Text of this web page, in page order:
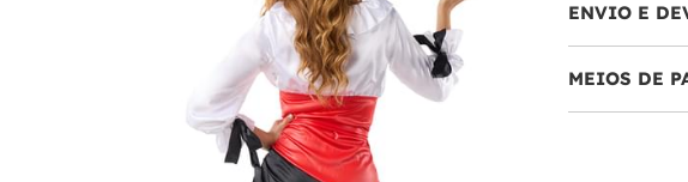
ENVIO E
MEIOS DE